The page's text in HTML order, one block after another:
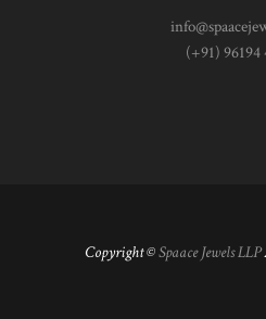
(+91) 96194
Copyright ©Spaace Jewels LLP